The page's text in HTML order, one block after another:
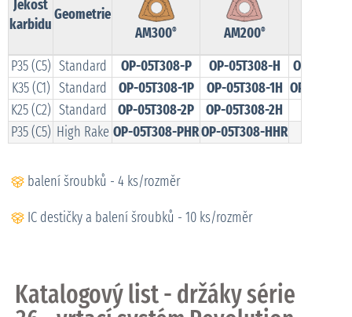
Jekost
karbidu
Geometrie
AM300® AM200®
P35 (C5) Standard OP-05T308-P OP-05T308-H
OP-
K35 (C1) Standard OP-05T308-1P OP-05T308-1H OP-
K25 (C2) Standard OP-05T308-2P OP-05T308-2H
P35 (C5) High Rake OP-05T308-PHROP-05T308-HHR
balení šroubků - 4 ks/rozměr
IC destičky a balení šroubků - 10 ks/rozměr
Katalogový list - držáky série